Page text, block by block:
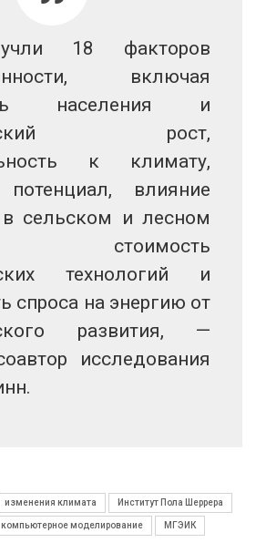
18 факторов
включая
населения и
рост,
к климату,
потенциал, влияние
сельском и лесном
стоимость
технологий и
спроса на энергию от
развития, —
исследования
изменения климата Институт Пола Шеррера
компьютерное моделирование МГЭИК